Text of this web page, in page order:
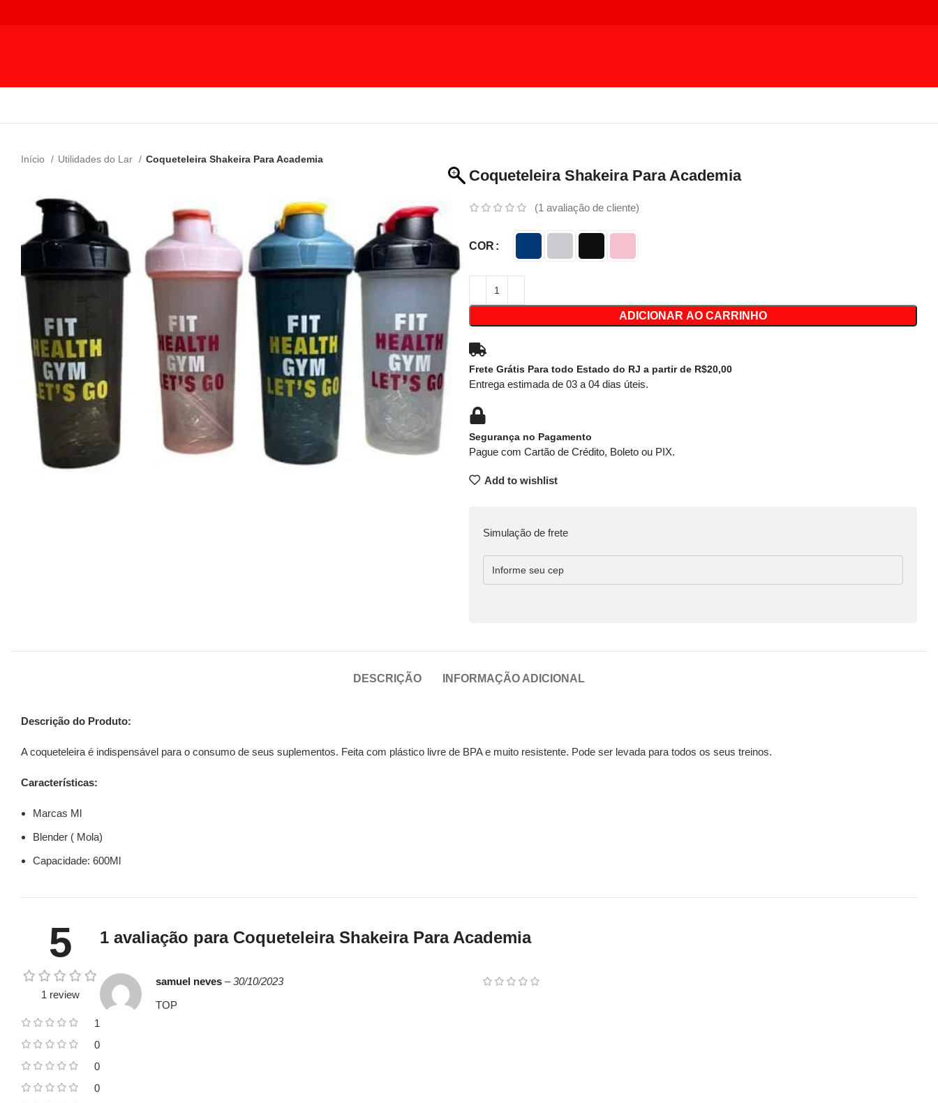
Início Utilidades do Lar Coqueteleira Shakeira Para Academia
Coqueteleira Shakeira Para Academia
(1 avaliação de cliente)
COR
ADICIONAR AO CARRINHO
Frete Grátis Para todo Estado do RJ a partir de R$20,00
Entrega estimada de 03 a 04 dias úteis.
Segurança no Pagamento
Pague com Cartão de Crédito, Boleto ou PIX.
Add to wishlist
Simulação de frete
DESCRIÇÃO INFORMAÇÃO ADICIONAL
Descrição do Produto:
A coqueteleira é indispensável para o consumo de seus suplementos. Feita com plástico livre de BPA e muito resistente. Pode ser levada para todos os seus treinos.
Características:
Marcas Ml
Blender ( Mola)
Capacidade: 600Ml
5
1 review
1
0
0
0
1 avaliação para Coqueteleira Shakeira Para Academia
samuel neves – 30/10/2023
TOP